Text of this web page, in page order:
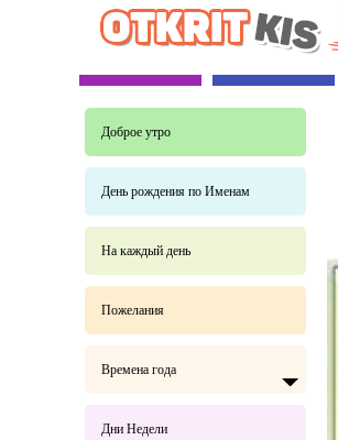
Доброе утро
День рождения по Именам
На каждый день
Пожелания
Времена года
Дни Недели